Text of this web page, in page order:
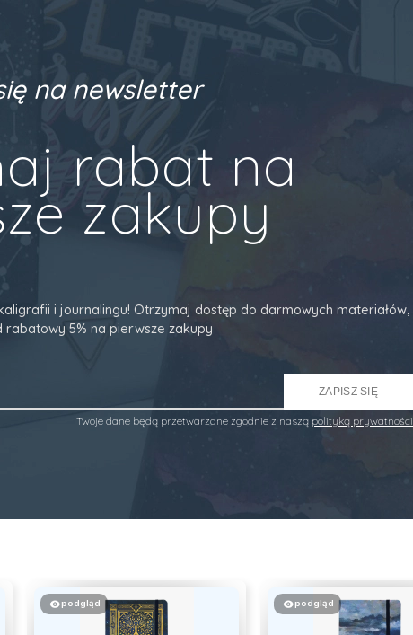
na newsletter
rabat na
zakupy
i journalingu! Otrzymaj dostęp do darmowych materiałów,
rabatowy 5% na pierwsze zakupy
ZAPISZ SIĘ
Twoje dane będą przetwarzane zgodnie z naszą polityką prywatności
podgląd podgląd